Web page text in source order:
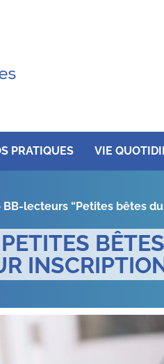
PRATIQUES VIE
BB-lecteurs “Petites bêtes